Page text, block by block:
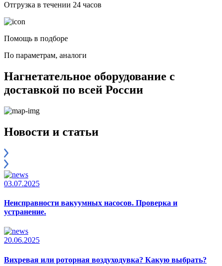
Отгрузка в течении 24 часов
Помощь в подборе
По параметрам, аналоги
Нагнетательное оборудование с
доставкой по всей России
Новости и статьи
03.07.2025
Неисправности вакуумных насосов. Проверка и
устранение.
20.06.2025
Вихревая или роторная воздуходувка? Какую выбрать?